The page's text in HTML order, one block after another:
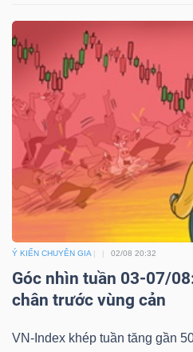
Ý KIẾN CHUYÊN GIA 02/08 20:32
Góc nhìn tuần 03-07/
chân trước vùng cản
VN-Index khép tuần tăng gần